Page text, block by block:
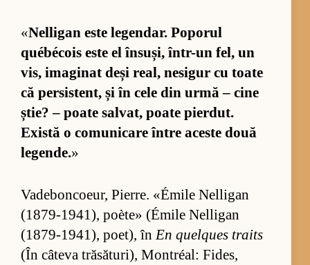
«Nel­li­gan este le­gen­dar. Po­po­rul
québécois este el în­su­și, în­tr-un fel, un
vis, ima­gi­nat deși re­al, ne­si­gur cu toate
că per­sis­tent, și în cele din urmă – cine
știe? – poate sal­vat, poate pier­dut.
Există o co­mu­ni­care în­tre aceste două
le­gen­de.»
Va­de­bon­co­e­ur, Pier­re. «É­mile Nel­li­gan
(1879-1941), poète» (É­mile Nel­li­gan
(1879-1941), po­e­t), în En qu­el­ques traits
(În câ­teva tră­să­tu­ri), Montréal: Fi­des,